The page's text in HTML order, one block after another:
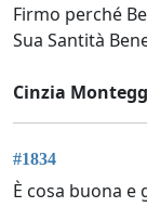
Firmo perché
Sua Santità
Cinzia
#1834
È cosa buona e